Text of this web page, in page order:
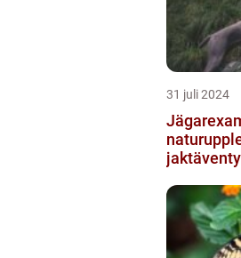
31 juli 2024